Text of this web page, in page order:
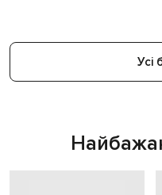
Усі